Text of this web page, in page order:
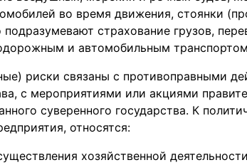
во время движения, стоянки
подразумевают страхование грузов,
и автомобильным
риски связаны с противоправными
с мероприятиями или акциями
суверенного государства. К
относятся:
хозяйственной